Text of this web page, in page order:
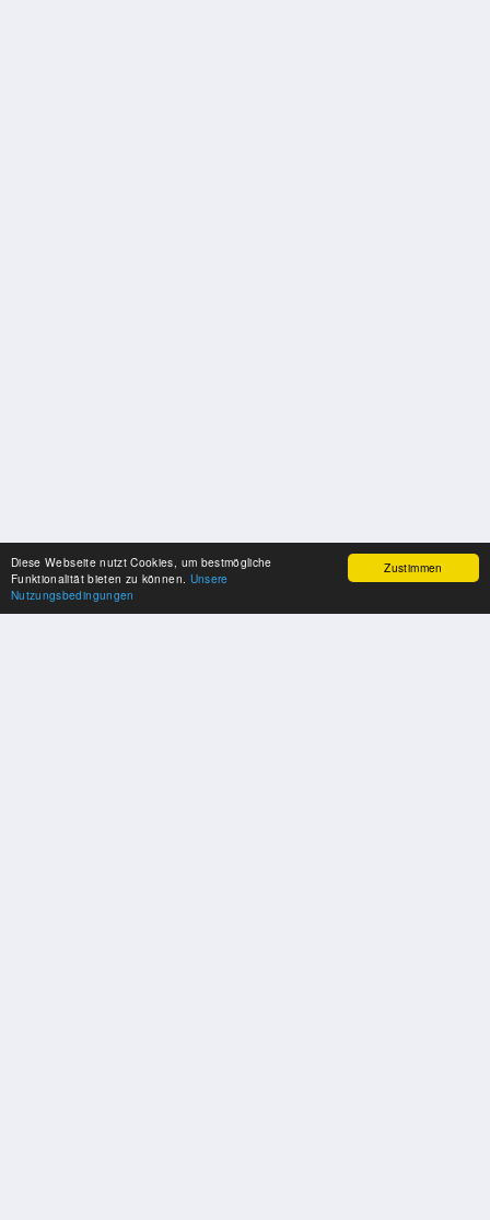
Zustimmen
Diese Webseite nutzt Cookies, um bestmögliche
Funktionalität bieten zu können. Unsere
Nutzungsbedingungen